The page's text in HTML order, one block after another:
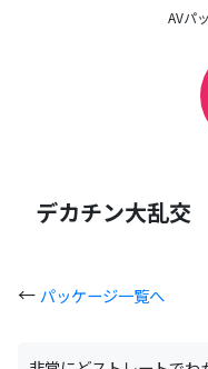
AVパ
デカチン大乱交
←パッケージ一覧へ